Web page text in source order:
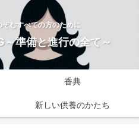
むすべての方のために
～準備と進行の全て～
香典
新しい供養のかたち